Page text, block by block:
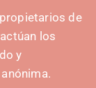
de
los
y